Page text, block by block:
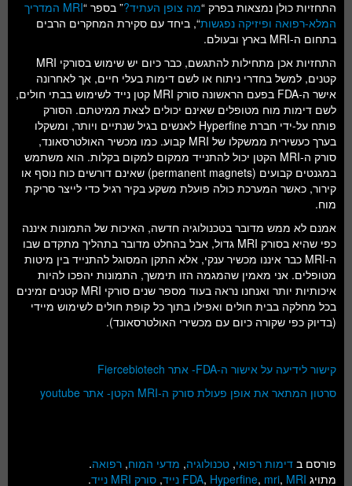
התחזיות כולן נמצאות בפרק “מה צופן העתיד?” בספר “
MRI המדריך
המלא-רפואה ופיזיקה נפגשות“, ביחד עם סקירת המחקרים הרבים
בתחום ה-MRI בארץ ובעולם.
התחזיות אכן מתחילות להתגשם, כבר כיום יש שימוש בסורקי MRI
קטנים, למשל בחדרי ניתוח או לשם דימות בעלי חיים, אך לאחרונה
אישר ה-FDA בפעם הראשונה סורק MRI קטן נייד לשימוש בבתי חולים,
לשם דימות מוח מטופלים שאינם יכולים לצאת ממיטתם. הסורק
פותח על-ידי חברת Hyperfine לאנשים בגיל שנתיים ויותר, ומשקלו
בערך כעשירית ממשקלו של MRI קבוע. כמו מכשיר האולטרסאונד,
סורק ה-MRI הקטן יכול להתנייד ממקום למקום בקלות. הוא משתמש
במגנטים קבועים (permanent magnets) שאינם דורשים כוח נוסף או
קירור, כאשר המערכת כולה פועלת משקע בקיר רגיל כדי לייצר סריקת
מוח.
אמנם לא ממש מדובר בטכנולוגיה חדשה, האיכות של התמונות איננה
כפי שהיא בסורק MRI גדול, אבל בהחלט מדובר בתהליך מתקדם שבו
ה-MRI כבר איננו מכשיר ענקי, אלא התקן המסוגל להתנייד בין מיטות
מטופלים. אני מאמין שהמגמה הזו תימשך, התמונות יהפכו להיות
איכותיות יותר ואנחנו נראה בעוד מספר שנים סורקי MRI קטנים זמינים
בכל מחלקה בבית חולים ואפילו בתוך כל קופת חולים לשימוש מיידי
(בדיוק כפי שקורה כיום עם מכשירי האולטרסאונד).
קישור לידיעה על אישור ה-FDA- אתר Fiercebiotech
סרטון המתאר את אופן פעולת סורק ה-MRI הקטן- אתר youtube
פורסם ב דימות רפואי, טכנולוגיה, מדעי המוח, רפואה.
מתויג
FDA, Hyperfine, mri, MRI נייד , סורק MRI נייד .